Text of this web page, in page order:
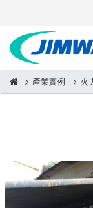
產業實例 火